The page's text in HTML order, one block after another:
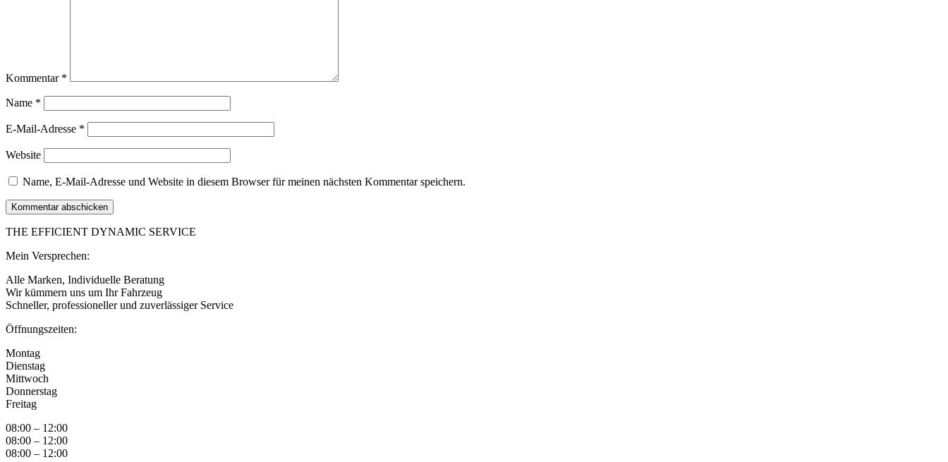
Kommentar *
Name *
E-Mail-Adresse *
Website
Name, E-Mail-Adresse und Website in diesem Browser für meinen nächsten Kommentar speichern.
THE EFFICIENT DYNAMIC SERVICE
Mein Versprechen:
Alle Marken, Individuelle Beratung
Wir kümmern uns um Ihr Fahrzeug
​Schneller, professioneller und zuverlässiger Service
Öffnungszeiten:
Montag
Dienstag
Mittwoch
Donnerstag
Freitag
08:00 – 12:00
08:00 – 12:00
08:00 – 12:00